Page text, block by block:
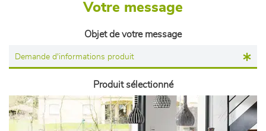
Votre message
Objet de votre message
Produit sélectionné